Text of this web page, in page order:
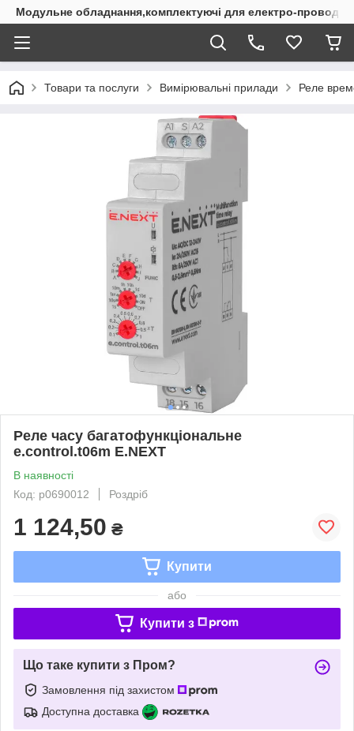
Модульне обладнання,комплектуючі для електро-проводки
Товари та послуги Вимірювальні прилади Реле
Реле часу багатофункціональне
e.control.t06m E.NEXT
В наявності
Код: p0690012
Роздріб
1 124,50 ₴
Купити
або
Купити з
Що таке купити з Пром?
Замовлення під захистом
Доступна доставка